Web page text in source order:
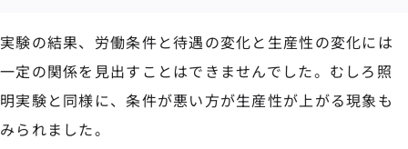
実験の結果、労働条件と待遇の変化と生産性の変化には
一定の関係を見出すことはできませんでした。むしろ照
明実験と同様に、条件が悪い方が生産性が上がる現象も
みられました。